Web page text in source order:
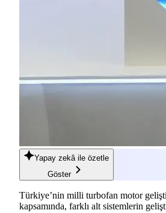
Yapay zekâ ile özetle
Göster
Türkiye’nin milli turbofan motor
kapsamında, farklı alt sistemlerin